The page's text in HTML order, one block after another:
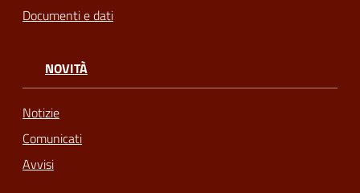
Documenti e dati
NOVITÀ
Notizie
Comunicati
Avvisi